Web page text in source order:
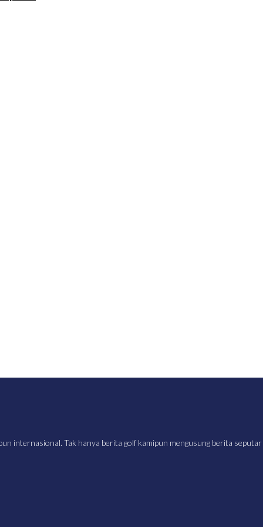
internasional. Tak hanya berita golf kamipun mengusung berita seputar